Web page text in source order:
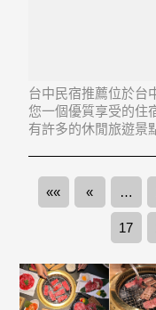
台中民宿推薦位於台
您一個優質享受的住
有許多的休閒旅遊景
«« « …
17